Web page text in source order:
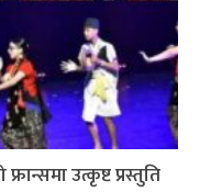
उत्कृष्ट प्रस्तुति